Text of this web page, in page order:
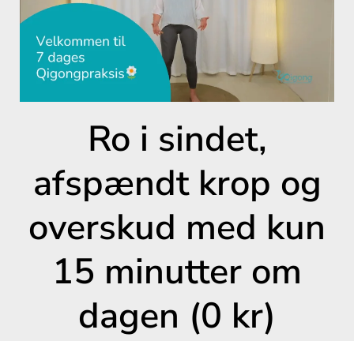
Ro i sindet,
afspændt krop og
overskud med kun
15 minutter om
dagen (0 kr)